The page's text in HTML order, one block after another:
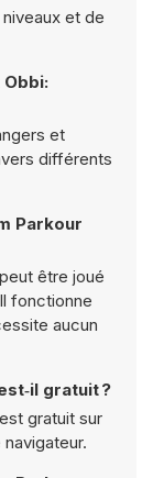
et de
et
différents
Parkour
être joué
fonctionne
aucun
gratuit ?
gratuit sur